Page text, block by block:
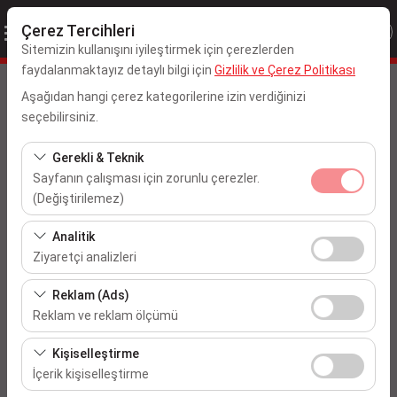
Çerez Tercihleri
Sitemizin kullanışını iyileştirmek için çerezlerden
faydalanmaktayız detaylı bilgi için Gizlilik ve Çerez Politikası
Aşağıdan hangi çerez kategorilerine izin verdiğinizi
seçebilirsiniz.
Gerekli & Teknik
Sayfanın çalışması için zorunlu çerezler.
(Değiştirilemez)
Bu çerezler sitenin doğru şekilde çalışması, güvenlik,
oturum yönetimi ve temel işlevler için gereklidir. Devre
dışı bırakılamaz.
Analitik
Ziyaretçi analizleri
Bu çerezler, sitemizin nasıl kullanıldığını (ziyaretçi sayısı,
en çok ziyaret edilen sayfalar, kullanıcı davranışları)
analiz etmemizi sağlar. Bu veriler, web sitesi
performansını ölçmek ve kullanıcı deneyimini sürekli
iyileştirmek için kullanılır.
Reklam (Ads)
Reklam ve reklam ölçümü
Bu çerezler, size ilgi alanlarınıza uygun kişiselleştirilmiş
reklamlar göstermemize ve reklam kampanyalarımızın
etkinliğini (gösterim sayısı, tıklama oranı) ölçmemize
Kişiselleştirme
İçerik kişiselleştirme
Ankara Esenboğa Havalimanı
Aracı farklı bir lokasyona bırakacağım
Alış Tarih & Saat
Bırakış Tarih & Saat
09:00
Araçları Listele